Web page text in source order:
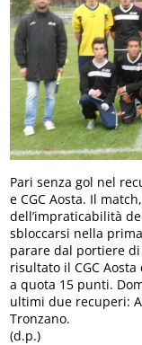
Pari senza gol nel
e CGC Aosta. Il
dell’impraticabilità
sbloccarsi nella
parare dal portiere
risultato il CGC
a quota 15 punti.
ultimi due recuperi:
Tronzano.
(d.p.)